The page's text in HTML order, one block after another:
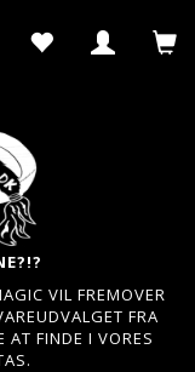
VIL FREMOVER
FRA
FINDE I VORES